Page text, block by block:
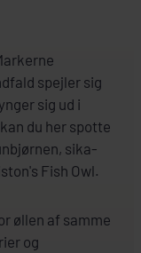
spejler sig
sig ud i
du her spotte
sika-
Fish Owl.
øllen af samme
og